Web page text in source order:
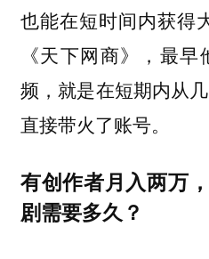
也能在短时间内获得
《天下网商》，最
频，就是在短期内从
直接带火了账号。
有创作者月入两万
剧需要多久？